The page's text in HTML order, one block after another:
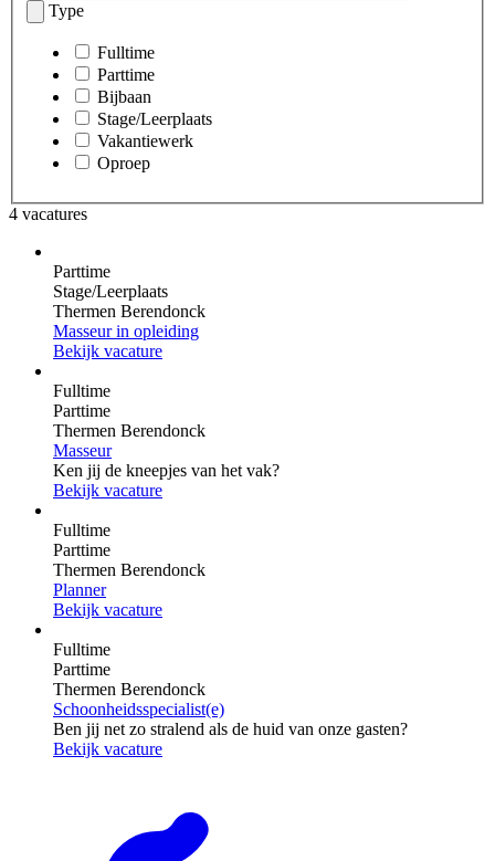
Type
Fulltime
Parttime
Bijbaan
Stage/Leerplaats
Vakantiewerk
Oproep
4 vacatures
Parttime
Stage/Leerplaats
Thermen Berendonck
Masseur in opleiding
Bekijk vacature
Fulltime
Parttime
Thermen Berendonck
Masseur
Ken jij de kneepjes van het vak?
Bekijk vacature
Fulltime
Parttime
Thermen Berendonck
Planner
Bekijk vacature
Fulltime
Parttime
Thermen Berendonck
Schoonheidsspecialist(e)
Ben jij net zo stralend als de huid van onze gasten?
Bekijk vacature